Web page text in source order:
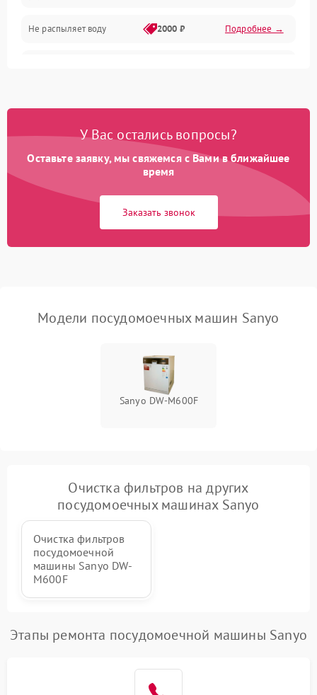
Программное обеспечение
Не распыляет воду 2000 ₽ Подробнее →
Проблемы с набором
Не работает сушилка 2100 ₽ Подробнее →
Сбои в работе таймера 1700 ₽
У Вас остались вопросы?
Оставьте заявку, мы свяжемся с Вами в ближайшее
время
Заказать звонок
Модели посудомоечных машин Sanyo
Sanyo DW-M600F
Очистка фильтров на других
посудомоечных машинах Sanyo
Очистка фильтров
посудомоечной
машины Sanyo DW-
M600F
Этапы ремонта посудомоечной машины Sanyo